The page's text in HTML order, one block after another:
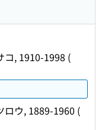
コ, 1910-1998 (
ロウ, 1889-1960 (